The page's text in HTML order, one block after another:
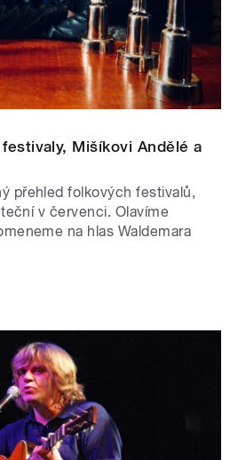
Mišíkovi Andělé a
přehled folkových festivalů,
v červenci. Olavíme
na hlas Waldemara